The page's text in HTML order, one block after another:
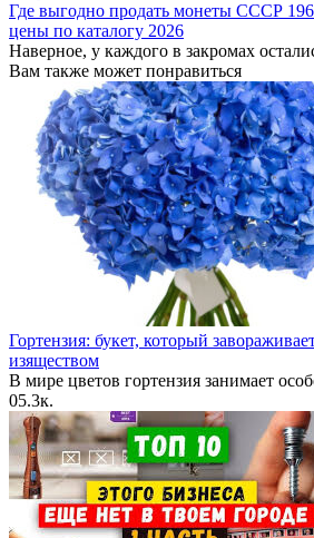
Где выгодно продать монеты СССР
цены по каталогу 2026
Наверное, у каждого в закромах
Вам также может понравиться
Гортензия: букет, который
изяществом
В мире цветов гортензия занимает
05.3к.